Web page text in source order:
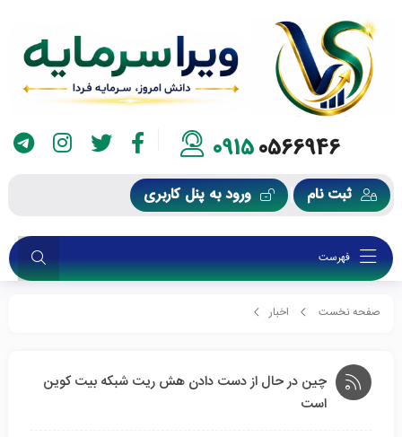
09150566946
ثبت نام ورود به پنل کاربری
فهرست
صفحه نخست اخبار
چین در حال از دست دادن هش ریت شبکه بیت کوین
است